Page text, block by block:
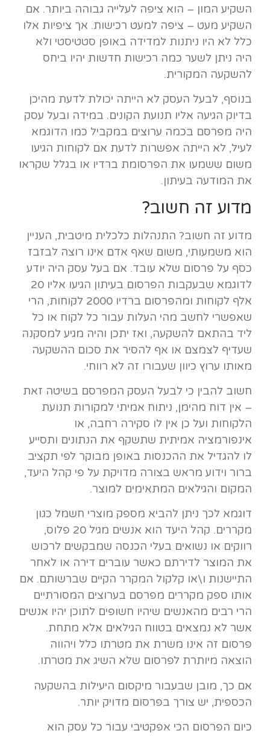
השקיע המון – הוא ציפה לעלייה גבוהה ביותר. אם
השקיע מעט – ציפה למעט רכישות. אך ציפיות אלו
כלל לא היו ניתנות למדידה באופן סטטיסטי ולא
היה ניתן לשער כמה רכישות חדשות יהיו ביחס
להשקעה המקורית.
בנוסף, לבעל העסק לא הייתה יכולת לדעת מהיכן
בדיוק הגיעה אליו תנועת הקונים. במידה ובעל עסק
היה מפרסם בכמה ערוצים במקביל כמו הדוגמא
לעיל, לא הייתה אפשרות לדעת אם לקוחות הגיעו
משום ששמעו את הפרסומת ברדיו או בגלל שקראו
את המודעה בעיתון.
מדוע זה חשוב?
מדוע זה חשוב? התנהלות כלכלית מיטבית, העניין
הוא משמעותי, משום שאף אדם אינו רוצה לבזבז
כסף על פרסום שלא עובד. אם בעל עסק היה יודע
לדוגמא שבעקבות הפרסום בעיתון הגיעו אליו 20
אלף לקוחות ומהפרסום ברדיו 2000 לקוחות, הרי
שאפשרי לחשב מהי העלות עבור כל לקוח או כל
ליד בהתאם להשקעה, ואז יתכן והיה מגיע למסקנה
שעדיף לצמצם או אף להסיר את סכום ההשקעה
מאותו ערוץ כיוון שעבורו זה לא רווחי.
חשוב להבין כי לבעל העסק המפרסם בשיטה זאת
– אין דוח מהימן, ניתוח אמיתי למקורות תנועת
הלקוחות ועל כן אין לו סקירה רחבה, או
אינפורמציה אמיתית שתשקף את הנתונים ותסייע
לו להגדיל את ההכנסות באופן מבוקר לפי תקציב
ברור וידוע מראש בצורה מדויקת על פי קהל היעד,
המקום והגילאים המתאימים למוצר.
דוגמא לכך ניתן להביא מספק מוצרי חשמל כגון
מקררים. קהל היעד הוא אנשים מגיל 20 פלוס,
רווקים או נשואים בעלי הכנסה שמבקשים לרכוש
את המוצר לדירתם כאשר עוברים דירה או לאחר
התיישנות ו\או קלקול המקרר הקיים שברשותם. אם
אותו ספק מקררים מפרסם בערוצים המסורתיים
הרי רבים מהאנשים שיהיו חשופים לתוכן יהיו אנשים
אשר לא נמצאים בטווח הגילאים אלא מתחת.
פרסום זה אינו משרת את מטרתו כלל ויהווה
הוצאה מיותרת לפרסום שלא השיג את מטרתו.
אם כך, מובן שבעבור מיקסום היעילות בהשקעה
הכספית, יש צורך בפרסום מדויק יותר.
כיום הפרסום הכי אפקטיבי עבור כל עסק הוא